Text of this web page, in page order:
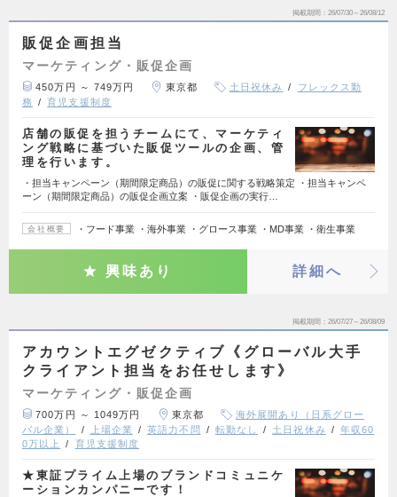
掲載期間 26/07/30～26/08/12
販促企画担当
マーケティング・販促企画
450万円 ～ 749万円 東京都 土日祝休み
フレックス勤
務
育児支援制度
店舗の販促を担うチームにて、マーケティ
ング戦略に基づいた販促ツールの企画、管
理を行います。
・担当キャンペーン（期間限定商品）の販促に関する戦略策定 ・担当キャンペ
ーン（期間限定商品）の販促企画立案 ・販促企画の実行…
会社概要 ・フード事業 ・海外事業 ・グロース事業 ・MD事業 ・衛生事業
興味あり 詳細へ
掲載期間 26/07/27～26/08/09
アカウントエグゼクティブ《グローバル大手
クライアント担当をお任せします》
マーケティング・販促企画
700万円 ～ 1049万円 東京都
海外展開あり（日系グロー
バル企業）
上場企業 英語力不問 転勤なし 土日祝休み
年収60
0万以上
育児支援制度
★東証プライム上場のブランドコミュニケ
ーションカンパニーです！